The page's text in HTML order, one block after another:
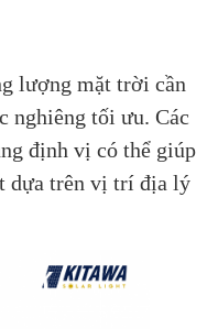
lượng mặt trời cần
nghiêng tối ưu. Các
định vị có thể giúp
dựa trên vị trí địa lý